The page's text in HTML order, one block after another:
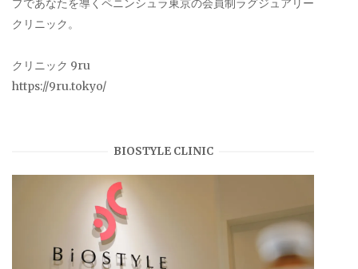
プであなたを導くペニンシュラ東京の会員制ラグジュアリー
クリニック。
クリニック 9ru
https://9ru.tokyo/
BIOSTYLE CLINIC